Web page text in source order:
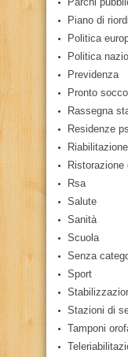
Piano di
Politica
Politica
Previdenza
Pronto
Rassegna
Residenze
Riabilitazione
Ristorazione
Rsa
Salute
Sanità
Scuola
Senza
Sport
Stazioni di
Tamponi